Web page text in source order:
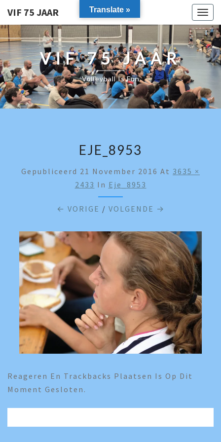
VIF 75 JAAR
VIF 75 JAAR
Volleyball Is Fun
EJE_8953
Gepubliceerd 21 November 2016 At 3635 ×
2433 In Eje_8953
← VORIGE / VOLGENDE →
Reageren En Trackbacks Plaatsen Is Op Dit
Moment Gesloten.
Translate »